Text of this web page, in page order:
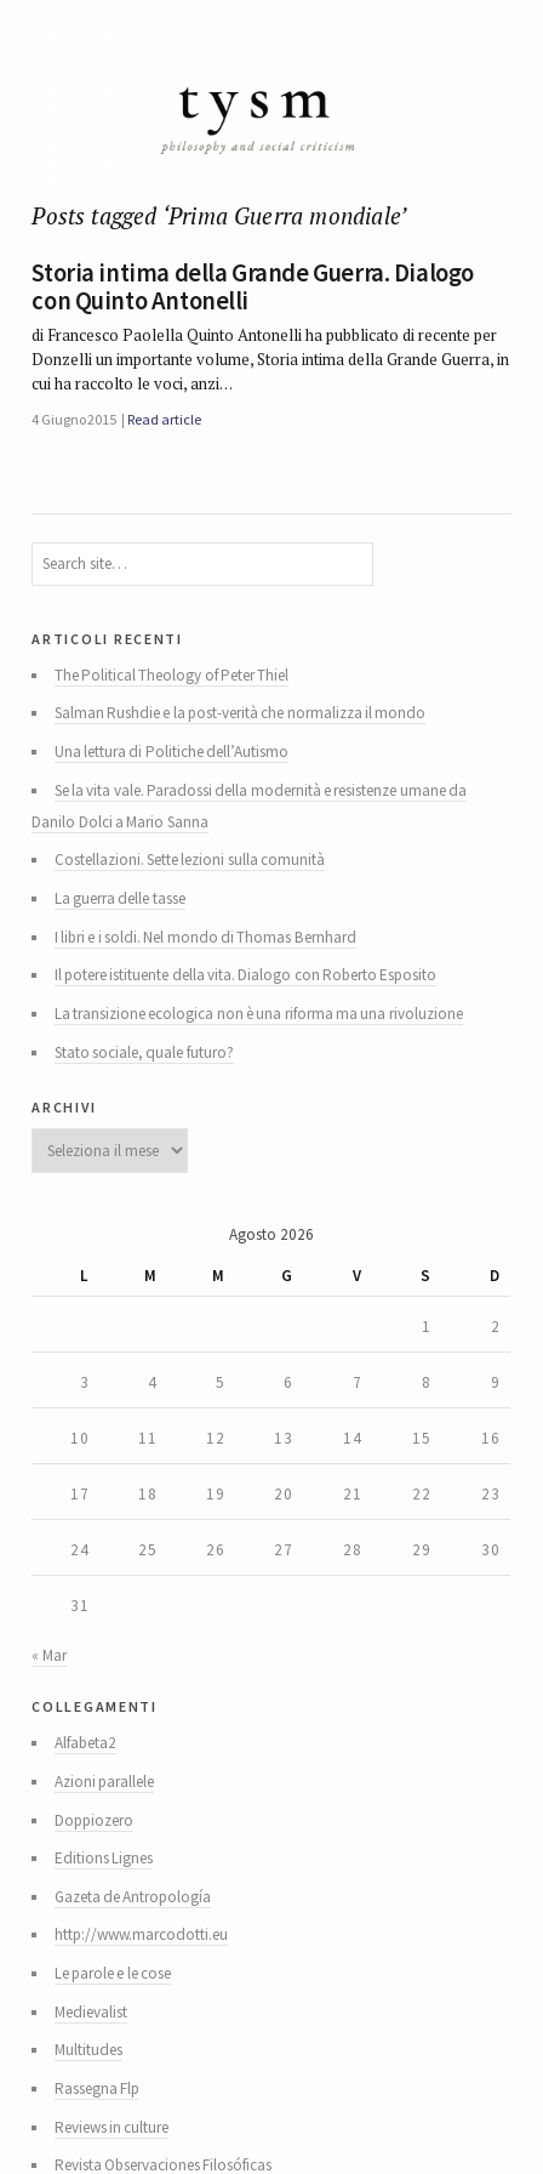
Posts tagged ‘Prima Guerra mondiale’
Storia intima della Grande Guerra. Dialogo
con Quinto Antonelli
di Francesco Paolella Quinto Antonelli ha pubblicato di recente per
Donzelli un importante volume, Storia intima della Grande Guerra, in
cui ha raccolto le voci, anzi…
4 Giugno 2015 Read article
articoli recenti
The Political Theology of Peter Thiel
Salman Rushdie e la post-verità che normalizza il mondo
Una lettura di Politiche dell’Autismo
Se la vita vale. Paradossi della modernità e resistenze umane da
Danilo Dolci a Mario Sanna
Costellazioni. Sette lezioni sulla comunità
La guerra delle tasse
I libri e i soldi. Nel mondo di Thomas Bernhard
Il potere istituente della vita. Dialogo con Roberto Esposito
La transizione ecologica non è una riforma ma una rivoluzione
Stato sociale, quale futuro?
archivi
Archivi
Agosto 2026
L
M M G V S D
1 2
3 4 5 6 7 8 9
10 11 12 13 14 15 16
17 18 19 20 21 22 23
24 25 26 27 28 29 30
31
« Mar
collegamenti
Alfabeta2
Azioni parallele
Doppiozero
Editions Lignes
Gazeta de Antropología
http://www.marcodotti.eu
Le parole e le cose
Medievalist
Multitudes
Rassegna Flp
Reviews in culture
Revista Observaciones Filosóficas